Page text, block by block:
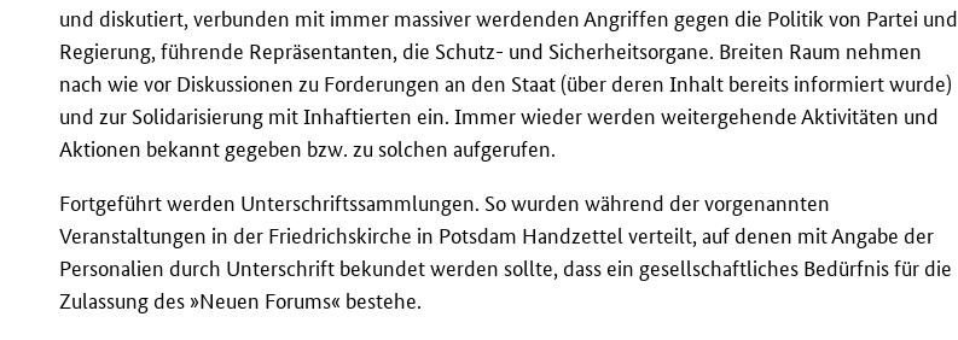
und diskutiert, verbunden mit immer massiver werdenden Angriffen gegen die Politik von Partei und
Regierung, führende Repräsentanten, die Schutz- und Sicherheitsorgane. Breiten Raum nehmen
nach wie vor Diskussionen zu Forderungen an den Staat (über deren Inhalt bereits informiert wurde)
und zur Solidarisierung mit Inhaftierten ein. Immer wieder werden weitergehende Aktivitäten und
Aktionen bekannt gegeben bzw. zu solchen aufgerufen.
Fortgeführt werden Unterschriftssammlungen. So wurden während der vorgenannten
Veranstaltungen in der Friedrichskirche in Potsdam Handzettel verteilt, auf denen mit Angabe der
Personalien durch Unterschrift bekundet werden sollte, dass ein gesellschaftliches Bedürfnis für die
Zulassung des »Neuen Forums« bestehe.